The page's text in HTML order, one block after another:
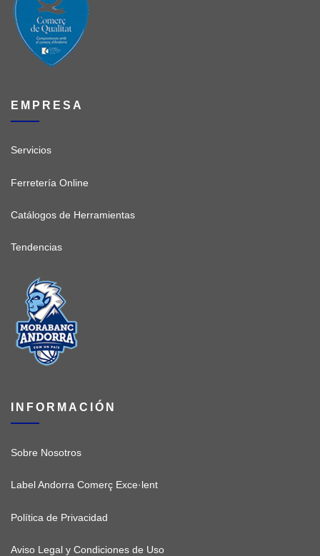
EMPRESA
Servicios
Ferretería Online
Catálogos de Herramientas
Tendencias
INFORMACIÓN
Sobre Nosotros
Label Andorra Comerç Exce·lent
Política de Privacidad
Aviso Legal y Condiciones de Uso